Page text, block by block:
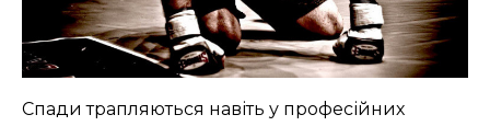
Спади трапляються навіть у професійних